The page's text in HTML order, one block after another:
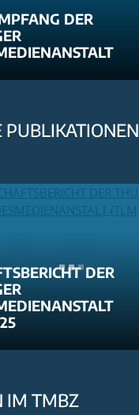
DER
PUBLIKATIONEN
DER
IM TMBZ